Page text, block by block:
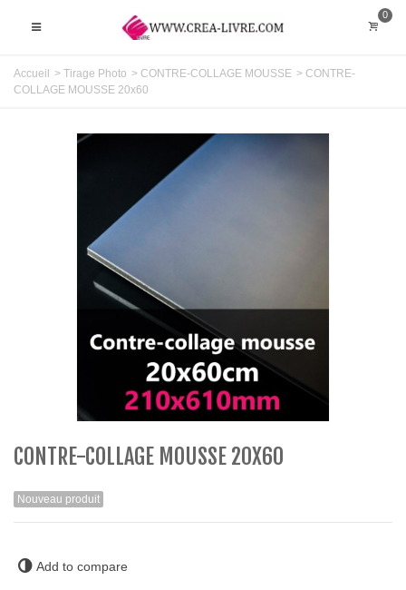
0
Accueil > Tirage Photo > CONTRE-COLLAGE MOUSSE > CONTRE-
COLLAGE MOUSSE 20x60
CONTRE-COLLAGE MOUSSE 20X60
Nouveau produit
Add to compare